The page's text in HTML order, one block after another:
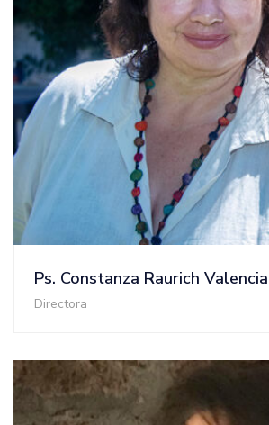
Ps. Constanza Raurich Valencia
Directora